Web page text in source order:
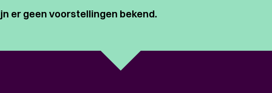
er geen voorstellingen bekend.